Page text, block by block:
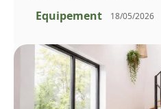
Equipement 18/05/2026